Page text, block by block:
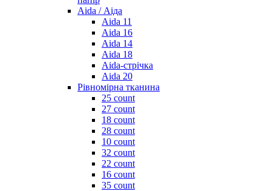
Aida / Аіда
Aida 11
Aida 16
Aida 14
Aida 18
Aida-стрічка
Aida 20
Рівномірна тканина
25 count
27 count
18 count
28 count
10 count
32 count
22 count
16 count
35 count